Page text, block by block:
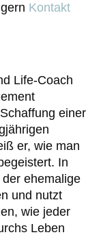
Kontakt
Life-Coach
einer
er, wie man
In
der ehemalige
und nutzt
wie jeder
Leben